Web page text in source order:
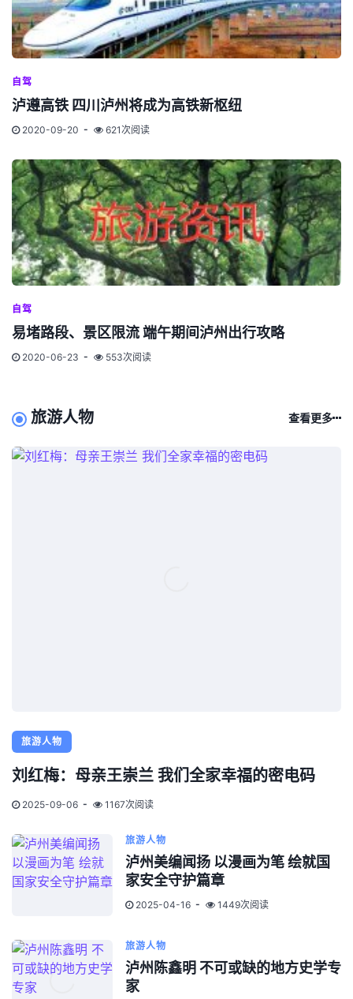
自驾
泸遵高铁 四川泸州将成为高铁新枢纽
2020-09-20 621次阅读
自驾
易堵路段、景区限流 端午期间泸州出行攻略
2020-06-23 553次阅读
旅游人物 查看更多
旅游人物
刘红梅：母亲王崇兰 我们全家幸福的密电码
2025-09-06 1167次阅读
旅游人物
泸州美编闻扬 以漫画为笔 绘就国
家安全守护篇章
2025-04-16 1449次阅读
旅游人物
泸州陈鑫明 不可或缺的地方史学专
家